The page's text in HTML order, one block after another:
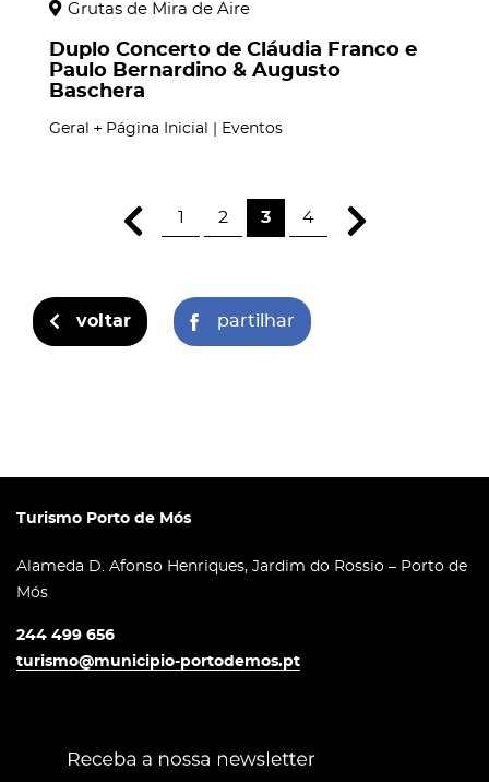
Grutas de Mira de Aire
Duplo Concerto de Cláudia Franco e
Paulo Bernardino & Augusto
Baschera
Geral Página Inicial | Eventos
1 2 3 4
voltar partilhar
Turismo Porto de Mós
Alameda D. Afonso Henriques, Jardim do Rossio – Porto de
Mós
244 499 656
turismo@municipio-portodemos.pt